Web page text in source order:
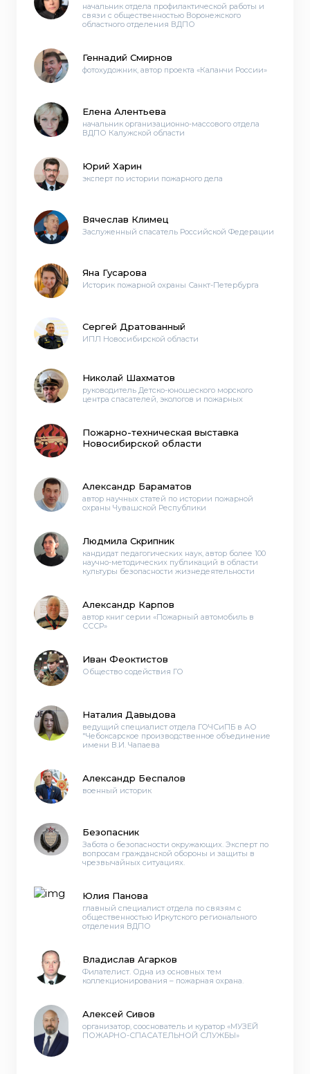
начальник отдела профилактической работы и
связи с общественностью Воронежского
областного отделения ВДПО
Геннадий Смирнов
фотохудожник, автор проекта «Каланчи России»
Елена Алентьева
начальник организационно-массового отдела
ВДПО Калужской области
Юрий Харин
эксперт по истории пожарного дела
Вячеслав Климец
Заслуженный спасатель Российской Федерации
Яна Гусарова
Историк пожарной охраны Санкт-Петербурга
Сергей Дратованный
ИПЛ Новосибирской области
Николай Шахматов
руководитель Детско-юношеского морского
центра спасателей, экологов и пожарных
Пожарно-техническая выставка
Новосибирской области
Александр Бараматов
автор научных статей по истории​ пожарной
охраны Чувашской Республики
Людмила Скрипник
кандидат педагогических наук, автор более 100
научно-методических публикаций в области
культуры безопасности жизнедеятельности
Александр Карпов
автор книг серии «Пожарный автомобиль в
СССР»
Иван Феоктистов
Общество содействия ГО
Наталия Давыдова
ведущий специалист отдела ГОЧСиПБ в АО
"Чебоксарское производственное объединение
имени В.И. Чапаева
Александр Беспалов
военный историк
Безопасник
Забота о безопасности окружающих. Эксперт по
вопросам гражданской обороны и защиты в
чрезвычайных ситуациях.
Юлия Панова
главный специалист отдела по связям с
общественностью Иркутского регионального
отделения ВДПО
Владислав Агарков
Филателист. Одна из основных тем
коллекционирования – пожарная охрана.
Алексей Сивов
организатор, сооснователь и куратор «МУЗЕЙ
ПОЖАРНО-СПАСАТЕЛЬНОЙ СЛУЖБЫ»